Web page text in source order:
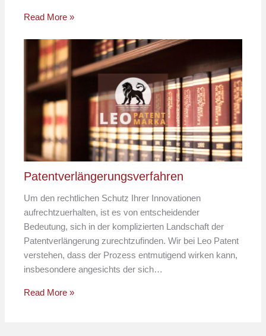
Read More »
Patentverlängerungsverfahren
Um den rechtlichen Schutz Ihrer Innovationen
aufrechtzuerhalten, ist es von entscheidender
Bedeutung, sich in der komplizierten Landschaft der
Patentverlängerung zurechtzufinden. Wir bei Leo Patent
verstehen, dass der Prozess entmutigend wirken kann,
insbesondere angesichts der sich…
Read More »